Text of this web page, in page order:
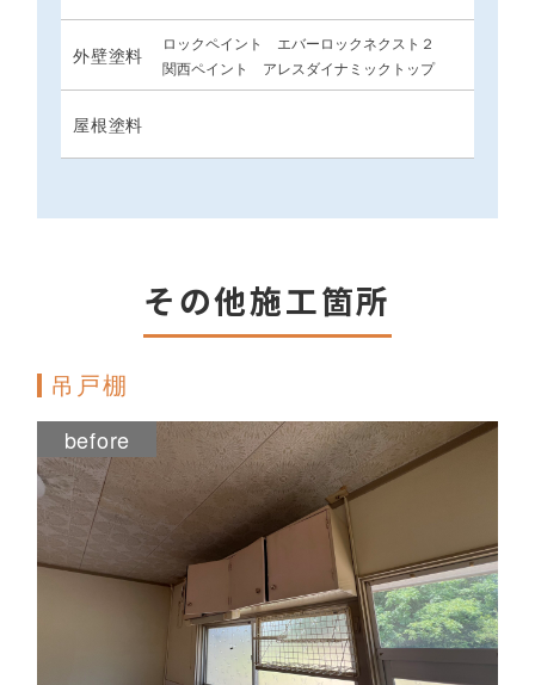
外壁塗料
ロックペイント エバーロックネクスト２
関西ペイント アレスダイナミックトップ
屋根塗料
その他施工箇所
吊戸棚
before